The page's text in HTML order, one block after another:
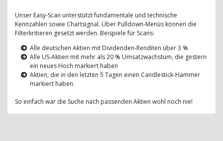
Unser Easy-Scan unterstützt fundamentale und technische
Kennzahlen sowie Chartsignal. Über Pulldown-Menüs können die
Filterkritieren gesetzt werden. Beispiele für Scans:
Alle deutschen Aktien mit Dividenden-Renditen über 3 %
Alle US-Aktien mit mehr als 20 % Umsatzwachstum, die gestern
ein neues Hoch markiert haben
Aktien, die in den letzten 5 Tagen einen Candlestick-Hammer
markiert haben.
So einfach war die Suche nach passenden Aktien wohl noch nie!